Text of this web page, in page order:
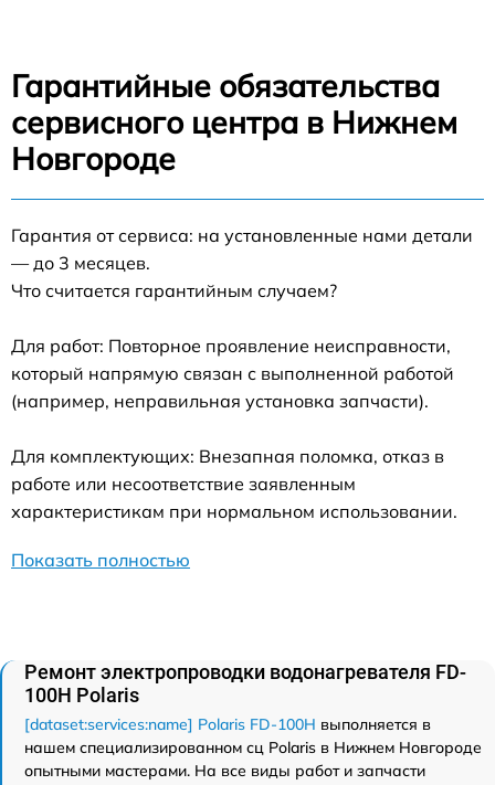
Гарантийные обязательства
сервисного центра в Нижнем
Новгороде
Гарантия от сервиса: на установленные нами детали
— до 3 месяцев.
Что считается гарантийным случаем?
Для работ: Повторное проявление неисправности,
который напрямую связан с выполненной работой
(например, неправильная установка запчасти).
Для комплектующих: Внезапная поломка, отказ в
работе или несоответствие заявленным
характеристикам при нормальном использовании.
Показать полностью
Ремонт электропроводки водонагревателя FD-
100H Polaris
[dataset:services:name] Polaris FD-100H выполняется в
нашем специализированном сц Polaris в Нижнем Новгороде
опытными мастерами. На все виды работ и запчасти